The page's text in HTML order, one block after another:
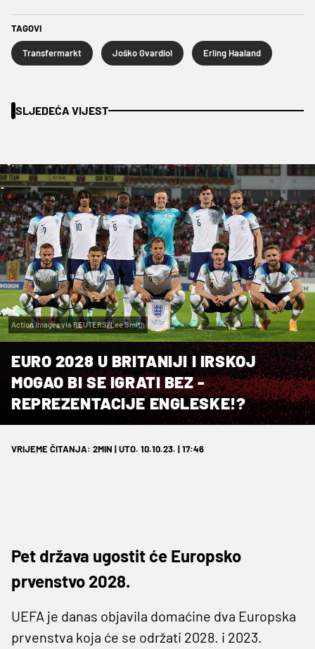
TAGOVI
Transfermarkt Joško Gvardiol Erling Haaland
SLJEDEĆA VIJEST
Action Images via REUTERS/Lee Smith
EURO 2028 U BRITANIJI I IRSKOJ
MOGAO BI SE IGRATI BEZ -
REPREZENTACIJE ENGLESKE!?
VRIJEME ČITANJA: 2MIN | UTO. 10.10.23. | 17:46
Pet država ugostit će Europsko
prvenstvo 2028.
UEFA je danas objavila domaćine dva Europska
prvenstva koja će se održati 2028. i 2023.